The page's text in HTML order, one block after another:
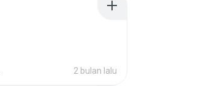
2 bulan lalu